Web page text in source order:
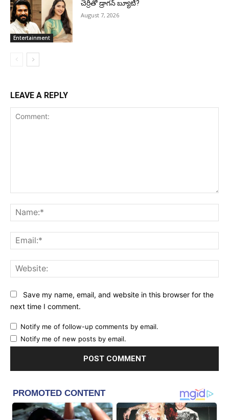
Entertainment
చెర్రీతో డ్రాగన్ బ్యూటీ?
August 7, 2026
LEAVE A REPLY
Save my name, email, and website in this browser for the
next time I comment.
Notify me of follow-up comments by email.
Notify me of new posts by email.